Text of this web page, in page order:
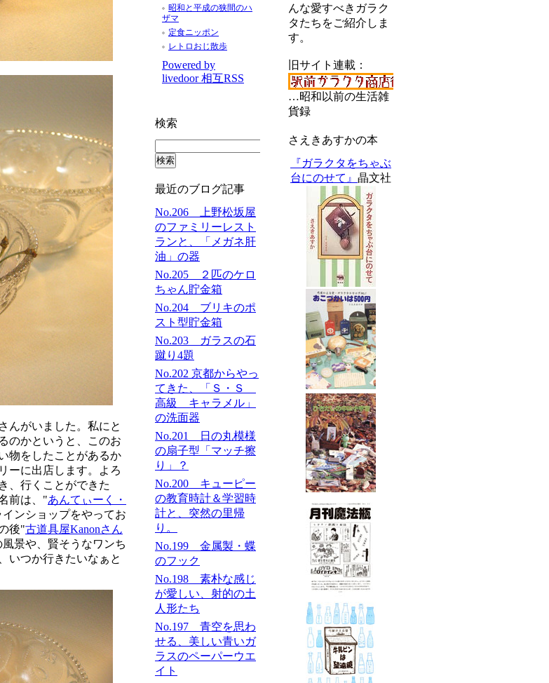
んがいました。私にと
のかというと、このお
物をしたことがあるか
ーに出店します。よろ
、行くことができた
前は、"あんてぃーく・
ンショップをやってお
後"古道具屋Kanonさん
景や、賢そうなワンち
いつか行きたいなぁと
んな愛すべきガラク
タたちをご紹介しま
す。
旧サイト連載：
…昭和以前の生活雑
貨録
さえきあすかの本
『ガラクタをちゃぶ
台にのせて』 晶文社
昭和と平成の狭間のハ
ザマ
定食ニッポン
レトロおじ散歩
Powered by
livedoor 相互RSS
検索
最近のブログ記事
No.206 上野松坂屋
のファミリーレスト
ランと、「メガネ肝
油」の器
No.205 ２匹のケロ
ちゃん貯金箱
No.204 ブリキのポ
スト型貯金箱
No.203 ガラスの石
蹴り4題
No.202 京都からやっ
てきた、「Ｓ・Ｓ
高級 キャラメル」
の洗面器
No.201 日の丸模様
の扇子型「マッチ擦
り」？
No.200 キューピー
の教育時計＆学習時
計と、突然の里帰
り。
No.199 金属製・蝶
のフック
No.198 素朴な感じ
が愛しい、射的の土
人形たち
No.197 青空を思わ
せる、美しい青いガ
ラスのペーパーウエ
イト